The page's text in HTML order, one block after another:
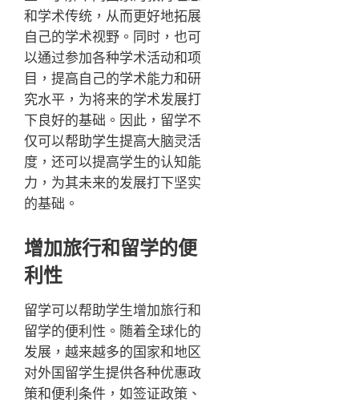
和学术传统，从而更好地拓展
自己的学术视野。同时，也可
以通过参加各种学术活动和项
目，提高自己的学术能力和研
究水平，为将来的学术发展打
下良好的基础。因此，留学不
仅可以帮助学生提高大脑灵活
度，还可以提高学生的认知能
力，为其未来的发展打下坚实
的基础。
增加旅行和留学的便
利性
留学可以帮助学生增加旅行和
留学的便利性。随着全球化的
发展，越来越多的国家和地区
对外国留学生提供各种优惠政
策和便利条件，如签证政策、